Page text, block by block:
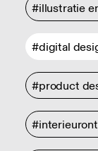
#illustratie
#digital
#product